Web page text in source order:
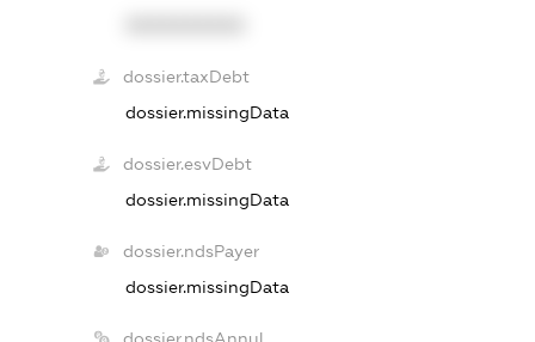
dossier.taxDebt
dossier.missingData
dossier.esvDebt
dossier.missingData
dossier.ndsPayer
dossier.missingData
dossier.ndsAnnul